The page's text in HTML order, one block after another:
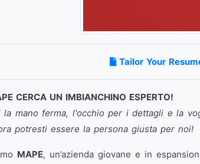
Tailor Your
CERCA UN IMBIANCHINO ESPERTO!
la mano ferma, l'occhio per i dettagli e la
potresti essere la persona giusta per noi!
MAPE, un’azienda giovane e in